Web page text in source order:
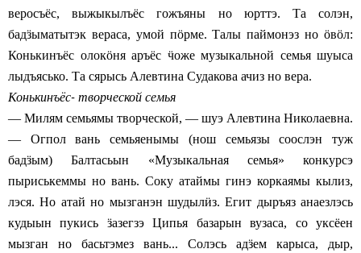
веросъёс, выжыкылъёс гожъяны но юрттэ. Та солэн,
бадӟыматытэк вераса, умой пӧрме. Талы паймонэз ноӧвӧл:
Конькинъёс олокӧня аръёс ӵоже музыкальной семья шуыса
лыдъясько. Та сярысь Алевтина Судакова ачиз но вера.
Конькинъёс- творческой семья
— Милям семьямы творческой, — шуэ Алевтина Николаевна.
— Огпол вань семьяенымы (нош семьязы соослэн туж
бадӟым) Балтасьын «Музыкальная семья» конкурсэ
пыриськеммы но вань. Соку атаймы гинэ коркаямы кылиз,
лэся. Но атай но мызганэн шудылӥз. Егит дыръяз анаезлэсь
кудыын пукись ӟазегзэ Ципья базарын вузаса, со уксёен
мызган но басьтэмез вань... Солэсь адӟем карыса, дыр,